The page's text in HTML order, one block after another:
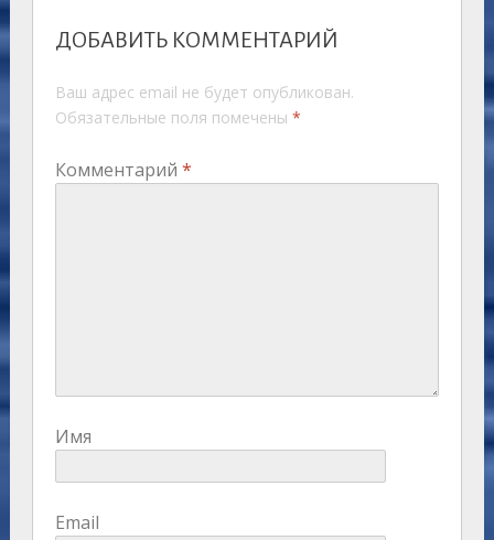
ДОБАВИТЬ КОММЕНТАРИЙ
Ваш адрес email не будет опубликован.
Обязательные поля помечены *
Комментарий *
Имя
Email